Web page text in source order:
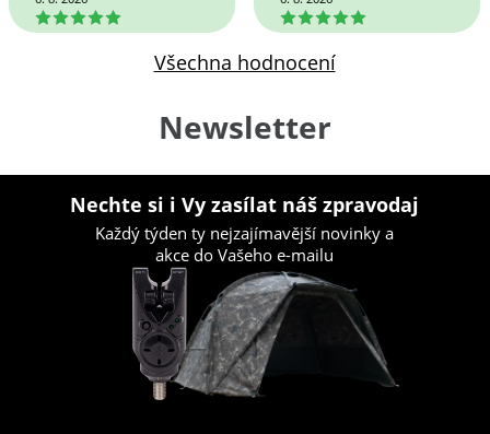
5 5
Všechna hodnocení
Newsletter
Nechte si i Vy zasílat náš zpravodaj
Každý týden ty nejzajímavější novinky a
akce do Vašeho e-mailu